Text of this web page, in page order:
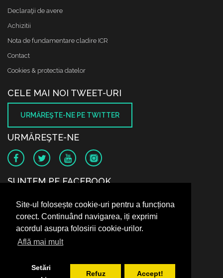
Site-ul folosește cookie-uri pentru a funcționa
corect. Continuând navigarea, iți exprimi
acordul asupra folosirii cookie-urilor.
Află mai mult
Setări
Refuz Accept!
Declaraţii de avere
Achizitii
Nota de fundamentare cladire ICR
Contact
Cookies & protectia datelor
CELE MAI NOI TWEET-URI
URMĂREŞTE-NE PE TWITTER
URMĂREŞTE-NE
SUNTEM PE FACEBOOK